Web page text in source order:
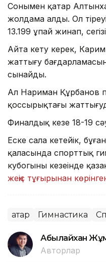
Сонымен қатар
жолдама алды. Ол
13.199 ұпай жинап,
Айта кету керек,
жаттығу
сынайды.
Ал Нариман Құрбанов
қоссырықтағы
Финалдық кезең 18-19
Еске сала кетейік,
қаласында спорттық
кубогының кезеңінде
жеңіс тұғырынан
Қатар Гимнастика
Абылайхан
Авторлар